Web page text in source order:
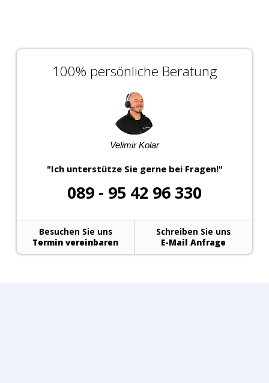
100% persönliche Beratung
Velimir Kolar
"Ich unterstütze Sie gerne bei Fragen!"
089 - 95 42 96 330
Besuchen Sie uns
Termin vereinbaren
Schreiben Sie uns
E-Mail Anfrage